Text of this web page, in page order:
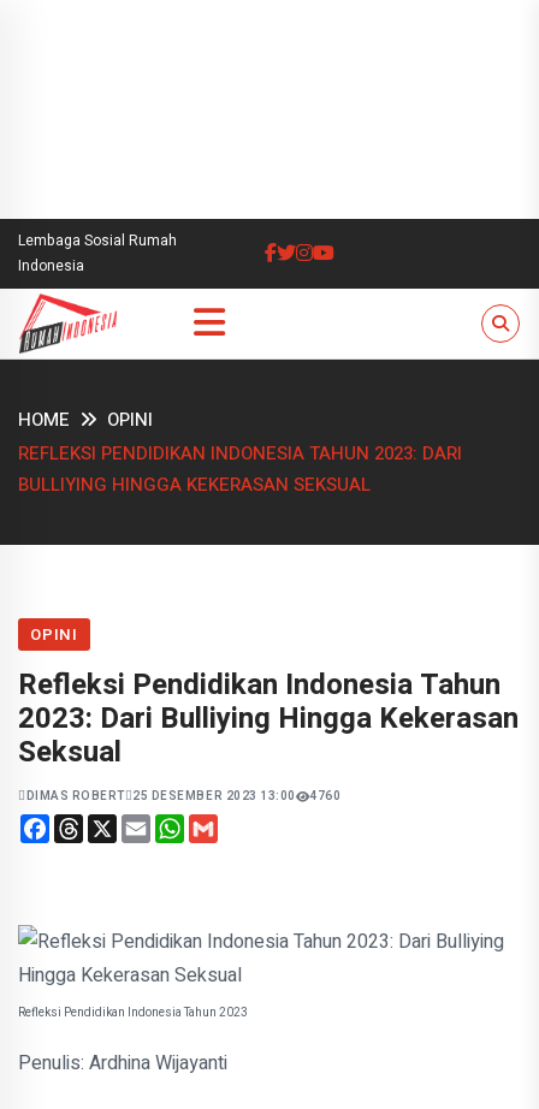
Lembaga Sosial Rumah
Indonesia
HOME
OPINI
REFLEKSI PENDIDIKAN INDONESIA TAHUN 2023: DARI
BULLIYING HINGGA KEKERASAN SEKSUAL
OPINI
Refleksi Pendidikan Indonesia Tahun
2023: Dari Bulliying Hingga Kekerasan
Seksual
DIMAS ROBERT 25 DESEMBER 2023 13:00 4760
Facebook
Threads
X EmailWhatsApp
Refleksi Pendidikan Indonesia Tahun 2023
Penulis: Ardhina Wijayanti